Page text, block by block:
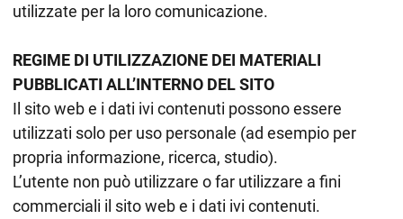
utilizzate per la loro comunicazione.
REGIME DI UTILIZZAZIONE DEI MATERIALI
PUBBLICATI ALL’INTERNO DEL SITO
Il sito web e i dati ivi contenuti possono essere
utilizzati solo per uso personale (ad esempio per
propria informazione, ricerca, studio).
L’utente non può utilizzare o far utilizzare a fini
commerciali il sito web e i dati ivi contenuti.